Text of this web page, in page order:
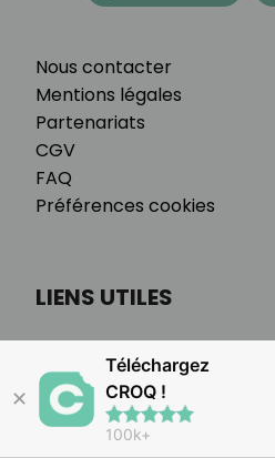
Nous contacter
Mentions légales
Partenariats
CGV
FAQ
Préférences cookies
LIENS UTILES
Programme
Tarifs
Témoignages
✕
Téléchargez
CROQ !
100k+